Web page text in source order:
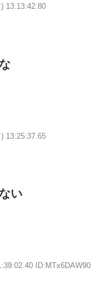
13:13:42.80
13:25:37.65
い
ID:MTx6DAW90